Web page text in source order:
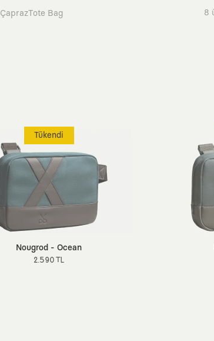
ÇaprazTote Bag 8
Tükendi
Nougrod - Ocean
2.590 TL